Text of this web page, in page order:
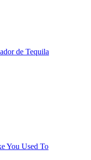
de Tequila
You Used To